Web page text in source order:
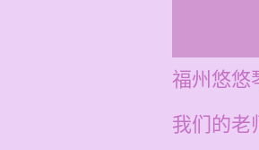
福州悠悠
我们的老